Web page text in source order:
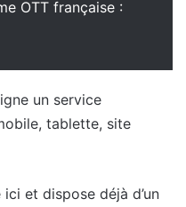
OTT française :
un service
tablette, site
et dispose déjà d’un